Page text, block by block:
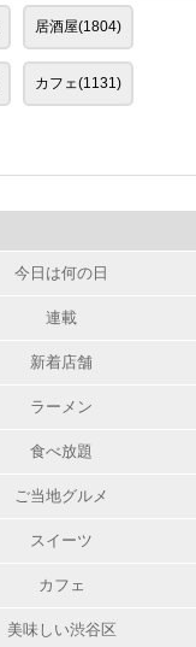
居酒屋(1804)
カフェ(1131)
今日は何の日
連載
新着店舗
ラーメン
食べ放題
ご当地グルメ
スイーツ
カフェ
美味しい渋谷区